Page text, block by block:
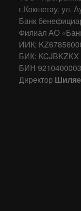
г.Кокшетау, ул.
Банк
Филиал АО
ИИК:
БИК: KCJBKZKX
БИН
Директор